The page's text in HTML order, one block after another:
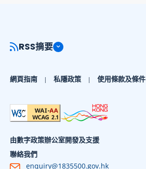
RSS摘要
網頁指南 私隱政策 使用條款及條件
由數字政策辦公室開發及支援
聯絡我們
enquiry@1835500.gov.hk